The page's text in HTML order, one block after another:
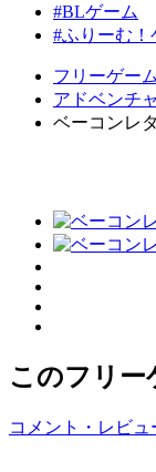
#BLゲーム
#ふりーむ！
フリーゲー
アドベンチ
ベーコンレ
このフリー
コメント・レビュ